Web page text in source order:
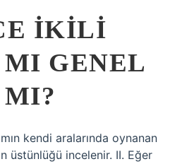
IKILI
GENEL
kendi aralarında oynanan
üstünlüğü incelenir. II. Eğer